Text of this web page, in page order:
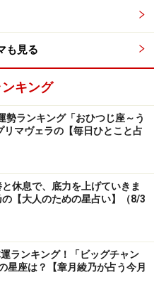
も見る
キング
勢ランキング「おひつじ座～う
リマヴェラの【毎日ひとこと占
休息で、底力を上げていきま
の【大人のための星占い】（8/3
ランキング！「ビッグチャン
星座は？【章月綾乃が占う今月